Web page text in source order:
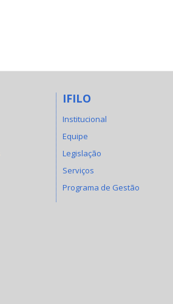
IFILO
Institucional
Equipe
Legislação
Serviços
Programa de Gestão